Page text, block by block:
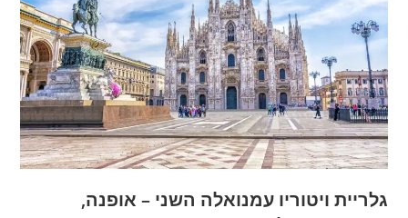
גלריית ויטוריו עמנואלה השני – אופנה,